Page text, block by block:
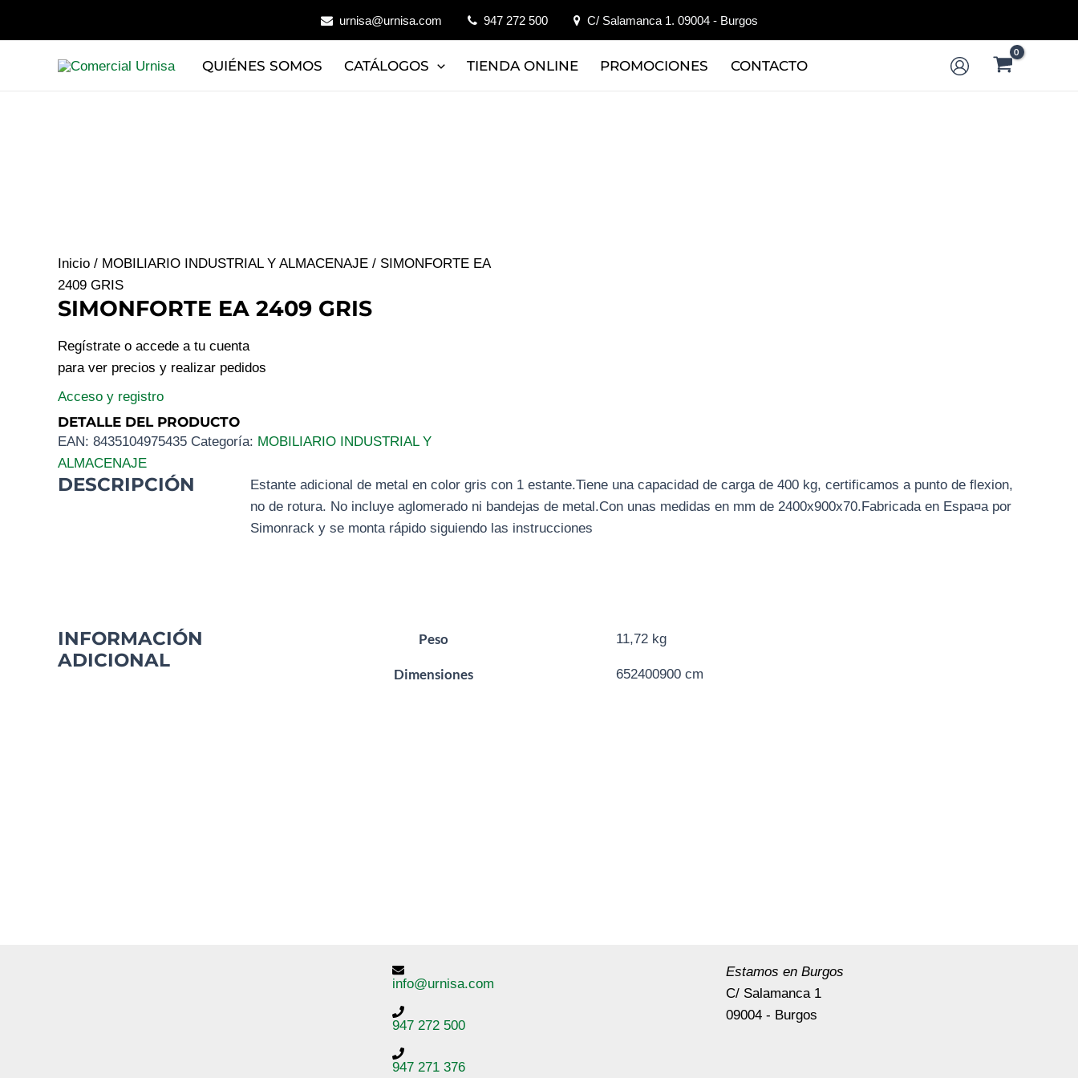
urnisa@urnisa.com 947 272 500 C/ Salamanca 1. 09004 - Burgos
QUIÉNES SOMOS CATÁLOGOS TIENDA ONLINE PROMOCIONES CONTACTO
Inicio / MOBILIARIO INDUSTRIAL Y ALMACENAJE / SIMONFORTE EA
2409 GRIS
SIMONFORTE EA 2409 GRIS
Regístrate o accede a tu cuenta
para ver precios y realizar pedidos
Acceso y registro
DETALLE DEL PRODUCTO
EAN: 8435104975435 Categoría: MOBILIARIO INDUSTRIAL Y
ALMACENAJE
DESCRIPCIÓN
Estante adicional de metal en color gris con 1 estante.Tiene una capacidad de carga de 400 kg, certificamos a punto de flexion,
no de rotura. No incluye aglomerado ni bandejas de metal.Con unas medidas en mm de 2400x900x70.Fabricada en Espa¤a por
Simonrack y se monta rápido siguiendo las instrucciones
INFORMACIÓN
ADICIONAL
Peso 11,72 kg
Dimensiones 652400900 cm
info@urnisa.com
947 272 500
947 271 376
Estamos en Burgos
C/ Salamanca 1
09004 - Burgos